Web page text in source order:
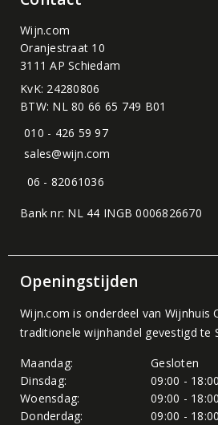
Wijn.com
Oranjestraat 10
3111 AP Schiedam
KvK: 24280806
BTW: NL 80 66 65 749 B01
010 - 426 59 97
sales@wijn.com
06 - 82061036
Bank nr: NL 44 INGB 0006826670
Openingstijden
Wijn.com is onderdeel van Wijnhuis
traditionele wijnhandel gevestigd te
Maandag:
Gesloten
Dinsdag:
09:00 -
Woensdag:
09:00 -
Donderdag:
09:00 -